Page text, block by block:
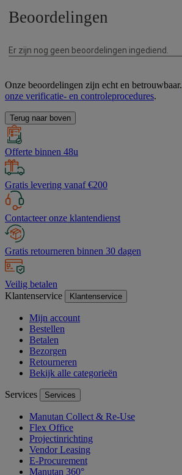
Onze beoordelingen zijn echt en betrouwbaar.
onze verificatie- en controleprocedures.
Terug naar boven
Offerte binnen 48u
Gratis levering vanaf €200
Contacteer onze klantendienst
Gratis retourneren binnen 30 dagen
Veilig betalen
Klantenservice
Klantenservice
Mijn account
Bestellen
Betalen
Bezorgen
Retourneren
Bekijk alle categorieën
Services Services
Manutan Collect & Re-Use
Flex Office
Projectinrichting
Vendor Leasing
E-Procurement
Manutan 360°